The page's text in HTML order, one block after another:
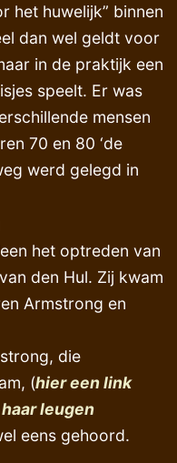
het huwelijk” binnen
dan wel geldt voor
in de praktijk een
speelt. Er was
mensen
70 en 80 ‘de
werd gelegd in
het optreden van
den Hul. Zij kwam
Armstrong en
die
(hier een link
leugen
eens gehoord.